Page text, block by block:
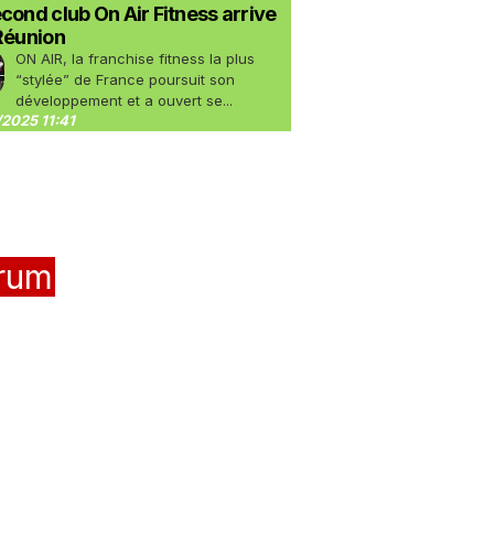
club On Air Fitness arrive
ON AIR, la franchise fitness la plus
“stylée” de France poursuit son
développement et a ouvert se...
11:41